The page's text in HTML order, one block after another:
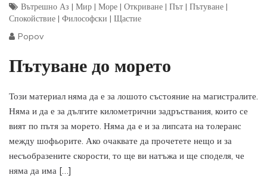
Вътрешно Аз | Мир | Море | Откриване | Път | Пътуване |
Спокойствие | Философски | Щастие
Popov
Пътуване до морето
Този материал няма да е за лошото състояние на магистралите.
Няма и да е за дългите километрични задръствания, които се
вият по пътя за морето. Няма да е и за липсата на толеранс
между шофьорите. Ако очаквате да прочетете нещо и за
несъобразените скорости, то ще ви натъжа и ще споделя, че
няма да има […]